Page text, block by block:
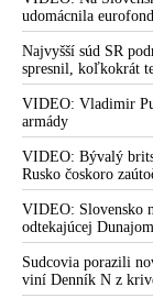
udomácnila
Najvyšší súd SR
spresnil, koľkokrát
VIDEO: Vladimir
armády
VIDEO: Bývalý
Rusko čoskoro
rovnako, ako bolo
Zelenskyj medzitým
aby vo svete
mobilizovať a vojna
VIDEO: Slovensko
odtekajúcej
Sudcovia porazili
viní Denník N z